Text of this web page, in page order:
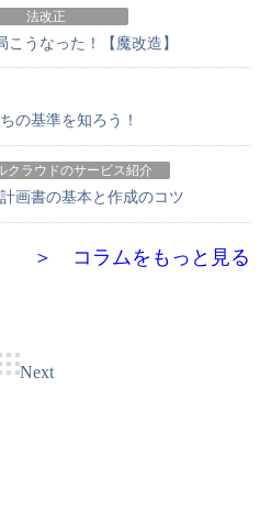
法改正
こうなった！【魔改造】
の基準を知ろう！
クラウドのサービス紹介
画書の基本と作成のコツ
＞ コラムをもっと見る
Next